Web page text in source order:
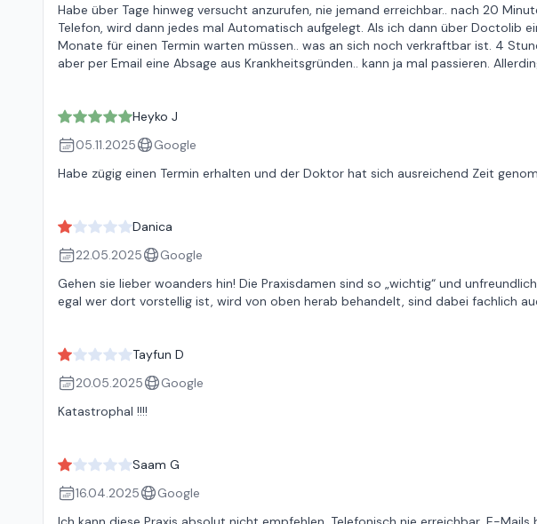
Habe über Tage hinweg versucht anzurufen, nie jemand erreichbar.. nach 20
Telefon, wird dann jedes mal Automatisch aufgelegt. Als ich dann über Doctolib
Monate für einen Termin warten müssen.. was an sich noch verkraftbar ist. 4
aber per Email eine Absage aus Krankheitsgründen.. kann ja mal passieren.
Heyko J
05.11.2025
Google
Habe zügig einen Termin erhalten und der Doktor hat sich ausreichend Zeit
Danica
22.05.2025
Google
Gehen sie lieber woanders hin! Die Praxisdamen sind so „wichtig“ und
egal wer dort vorstellig ist, wird von oben herab behandelt, sind dabei fachlich
Tayfun D
20.05.2025
Google
Katastrophal !!!!
Saam G
16.04.2025
Google